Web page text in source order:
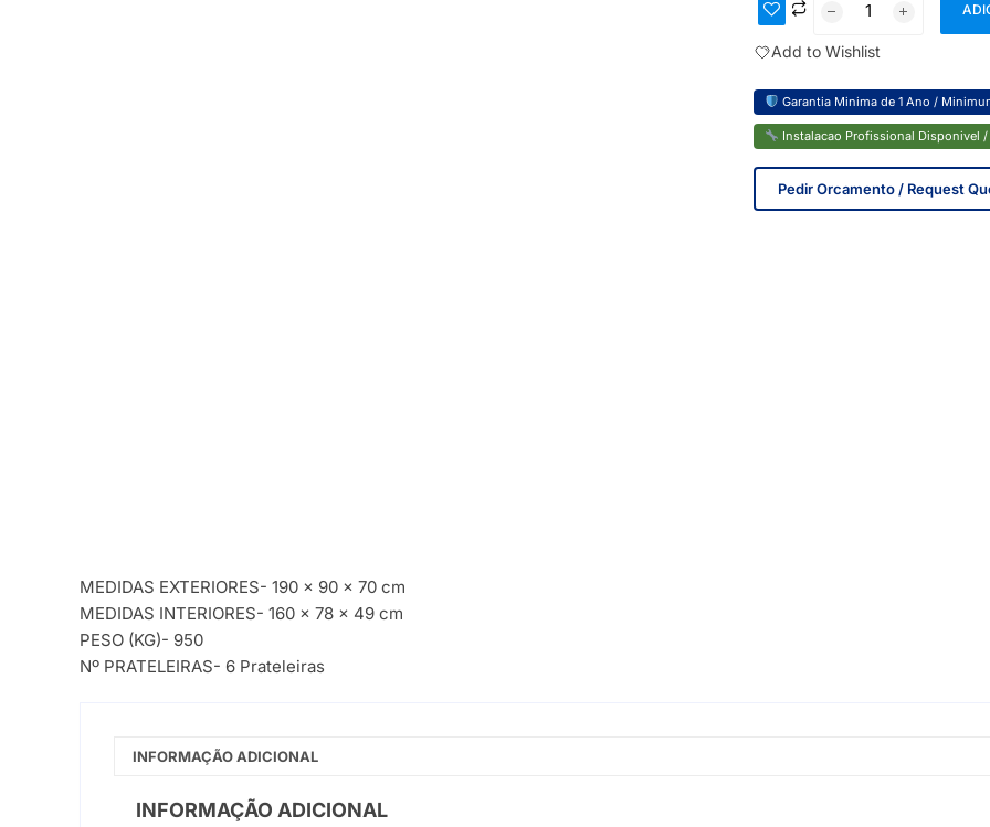
Add to Wishlist
Garantia Minima de 1 Ano /
Instalacao Profissional Disponivel
Pedir Orcamento / Request
MEDIDAS EXTERIORES- 190 x 90 x 70 cm
MEDIDAS INTERIORES- 160 x 78 x 49 cm
PESO (KG)- 950
Nº PRATELEIRAS- 6 Prateleiras
INFORMAÇÃO ADICIONAL
INFORMAÇÃO ADICIONAL